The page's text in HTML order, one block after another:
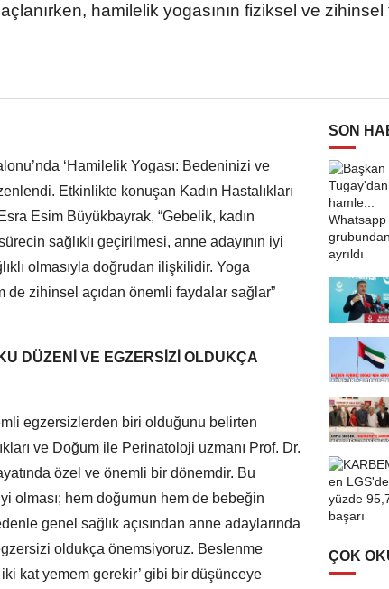
hamilelik yogasının fiziksel ve
‘Hamilelik Yogası: Bedeninizi ve
Etkinlikte konuşan Kadın Hastalıkları
Esim Büyükbayrak, “Gebelik, kadın
sağlıklı geçirilmesi, anne adayının iyi
olmasıyla doğrudan ilişkilidir. Yoga
zihinsel açıdan önemli faydalar sağlar”
DÜZENİ VE EGZERSİZİ OLDUKÇA
egzersizlerden biri olduğunu belirten
ve Doğum ile Perinatoloji uzmanı Prof. Dr.
özel ve önemli bir dönemdir. Bu
olması; hem doğumun hem de bebeğin
genel sağlık açısından anne adaylarında
oldukça önemsiyoruz. Beslenme
iki kat yemem gerekir’ gibi bir düşünceye
SON
ÇOK